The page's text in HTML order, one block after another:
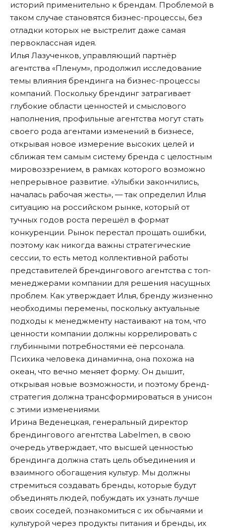
историй применительно к брендам. Проблемой в
таком случае становятся бизнес-процессы, без
отладки которых не выстрелит даже самая
первоклассная идея.
Илья Лазученков, управляющий партнёр
агентства «Пленум», продолжил исследование
темы влияния брендинга на бизнес-процессы
компаний. Поскольку брендинг затрагивает
глубокие области ценностей и смыслового
наполнения, профильные агентства могут стать
своего рода агентами изменений в бизнесе,
открывая новое измерение высоких целей и
сближая тем самым систему бренда с целостным
мировоззрением, в рамках которого возможно
непрерывное развитие. «Улыбки закончились,
началась рабочая жесть», — так определил Илья
ситуацию на российском рынке, который от
тучных годов роста перешёл в формат
конкуренции. Рынок перестал прощать ошибки,
поэтому как никогда важны стратегические
сессии, то есть метод коллективной работы
представителей брендингового агентства с топ-
менеджерами компании для решения насущных
проблем. Как утверждает Илья, бренду жизненно
необходимы перемены, поскольку актуальные
подходы к менеджменту настаивают на том, что
ценности компании должны коррелировать с
глубинными потребностями её персонала.
Психика человека динамична, она похожа на
океан, что вечно меняет форму. Он дышит,
открывая новые возможности, и поэтому бренд-
стратегия должна трансформироваться в унисон
с этими изменениями.
Ирина Веденецкая, генеральный директор
брендингового агентства Labelmen, в свою
очередь утверждает, что высшей ценностью
брендинга должна стать цель объединения и
взаимного обогащения культур. Мы должны
стремиться создавать бренды, которые будут
объединять людей, побуждать их узнать лучше
своих соседей, познакомиться с их обычаями и
культурой через продукты питания и бренды, их